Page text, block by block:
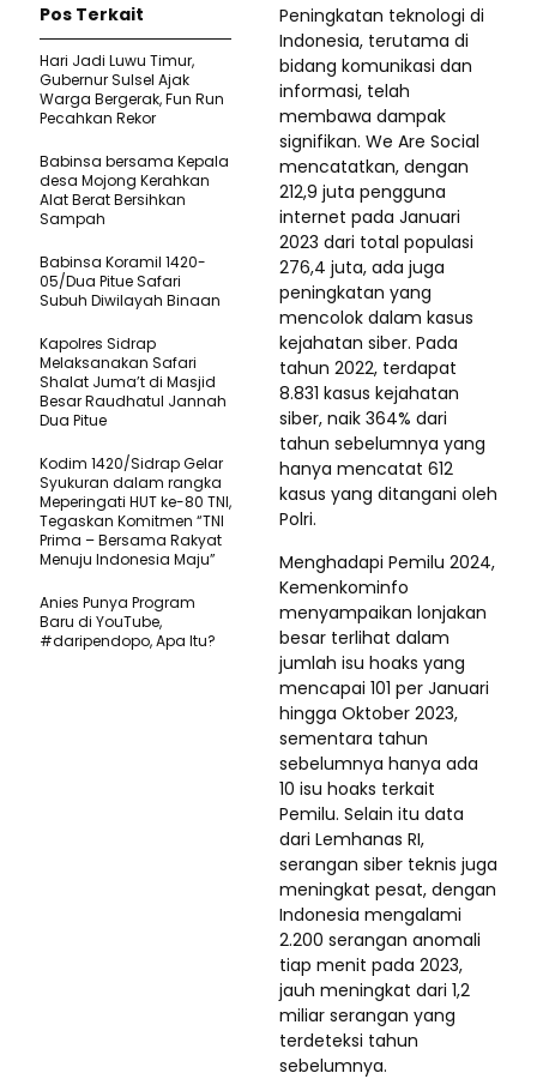
Peningkatan teknologi di
Indonesia, terutama di
bidang komunikasi dan
informasi, telah
membawa dampak
signifikan. We Are Social
mencatatkan, dengan
212,9 juta pengguna
internet pada Januari
2023 dari total populasi
276,4 juta, ada juga
peningkatan yang
mencolok dalam kasus
kejahatan siber. Pada
tahun 2022, terdapat
8.831 kasus kejahatan
siber, naik 364% dari
tahun sebelumnya yang
hanya mencatat 612
kasus yang ditangani oleh
Polri.
Menghadapi Pemilu 2024,
Kemenkominfo
menyampaikan lonjakan
besar terlihat dalam
jumlah isu hoaks yang
mencapai 101 per Januari
hingga Oktober 2023,
sementara tahun
sebelumnya hanya ada
10 isu hoaks terkait
Pemilu. Selain itu data
dari Lemhanas RI,
serangan siber teknis juga
meningkat pesat, dengan
Indonesia mengalami
2.200 serangan anomali
tiap menit pada 2023,
jauh meningkat dari 1,2
miliar serangan yang
terdeteksi tahun
sebelumnya.
Pos Terkait
Hari Jadi Luwu Timur,
Gubernur Sulsel Ajak
Warga Bergerak, Fun Run
Pecahkan Rekor
Babinsa bersama Kepala
desa Mojong Kerahkan
Alat Berat Bersihkan
Sampah
Babinsa Koramil 1420-
05/Dua Pitue Safari
Subuh Diwilayah Binaan
Kapolres Sidrap
Melaksanakan Safari
Shalat Juma’t di Masjid
Besar Raudhatul Jannah
Dua Pitue
Kodim 1420/Sidrap Gelar
Syukuran dalam rangka
Meperingati HUT ke-80 TNI,
Tegaskan Komitmen “TNI
Prima – Bersama Rakyat
Menuju Indonesia Maju”
Anies Punya Program
Baru di YouTube,
#daripendopo, Apa Itu?